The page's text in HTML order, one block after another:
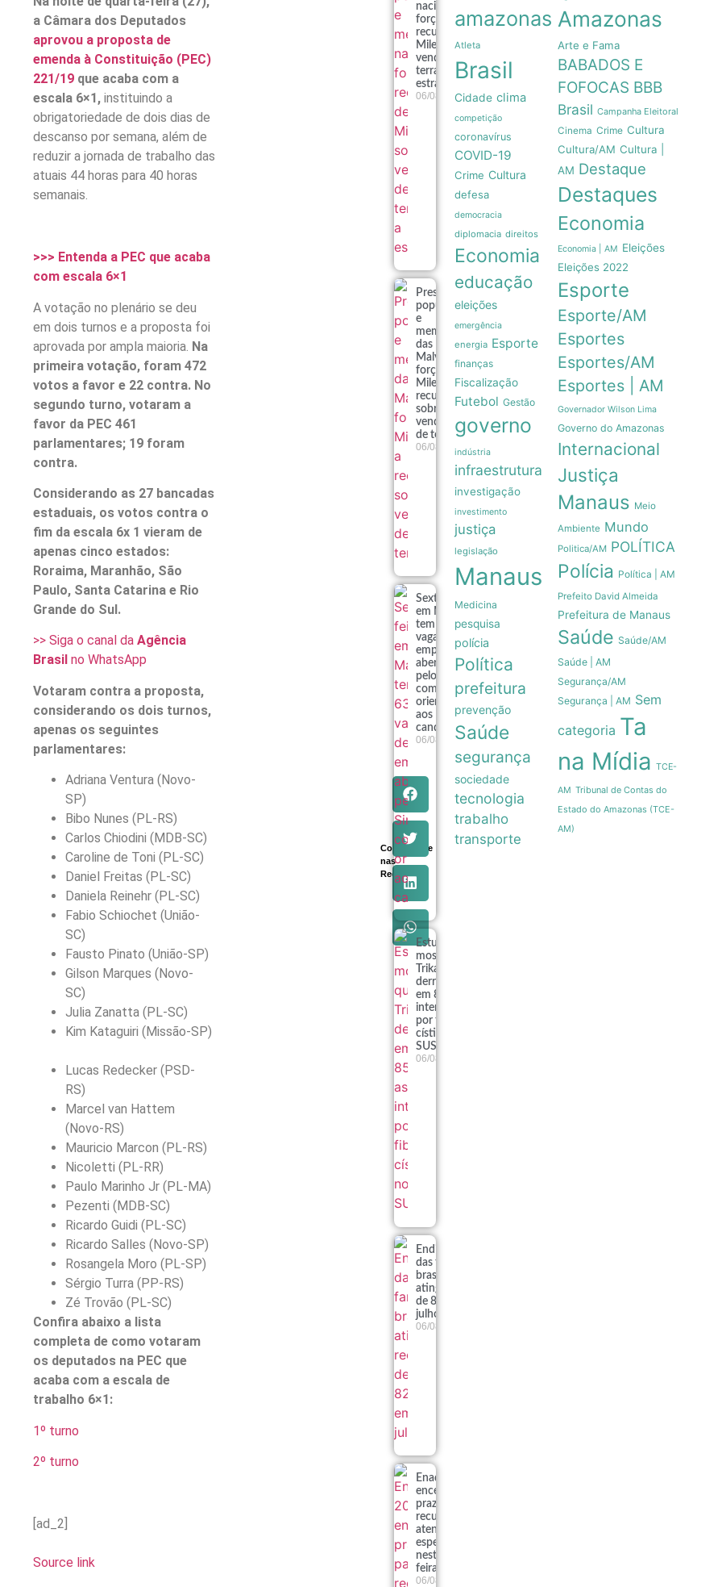
a Câmara dos Deputados
aprovou a proposta de
emenda à Constituição (PEC)
221/19que acaba com a
escala 6×1,instituindo a
obrigatoriedade de dois dias de
descanso por semana, além de
reduzir a jornada de trabalho das
atuais 44 horas para 40 horas
semanais.
>>> Entenda a PEC que acaba
com escala 6×1
A votação no plenário se deu
em dois turnos e a proposta foi
aprovada por ampla maioria. Na
primeira votação, foram 472
votos a favor e 22 contra. No
segundo turno, votaram a
favor da PEC 461
parlamentares; 19 foram
contra.
Considerando as 27 bancadas
estaduais, os votos contra o
fim da escala 6x 1 vieram de
apenas cinco estados:
Roraima, Maranhão, São
Paulo, Santa Catarina e Rio
Grande do Sul.
>> Siga o canal da Agência
Brasil no WhatsApp
Votaram contra a proposta,
considerando os dois turnos,
apenas os seguintes
parlamentares:
Adriana Ventura (Novo-
SP)
Bibo Nunes (PL-RS)
Carlos Chiodini (MDB-SC)
Caroline de Toni (PL-SC)
Daniel Freitas (PL-SC)
Daniela Reinehr (PL-SC)
Fabio Schiochet (União-
SC)
Fausto Pinato (União-SP)
Gilson Marques (Novo-
SC)
Julia Zanatta (PL-SC)
Kim Kataguiri (Missão-SP)
Lucas Redecker (PSD-
RS)
Marcel van Hattem
(Novo-RS)
Mauricio Marcon (PL-RS)
Nicoletti (PL-RR)
Paulo Marinho Jr (PL-MA)
Pezenti (MDB-SC)
Ricardo Guidi (PL-SC)
Ricardo Salles (Novo-SP)
Rosangela Moro (PL-SP)
Sérgio Turra (PP-RS)
Zé Trovão (PL-SC)
Confira abaixo a lista
completa de como votaram
os deputados na PEC que
acaba com a escala de
trabalho 6×1:
1º turno
2º turno
[ad_2]
Source link
Compartilhe
nas
Redes
nacional
forçam
recuo de
Milei sobre
venda de
terras a
estrangeiros
06/08
Pressão
popular
e
memória
das
Malvinas
forçam
Milei a
recuar
sobre
venda
de terras
06/08
Sexta-feira
em Manaus
tem 639
vagas de
emprego
abertas
pelo Sine
com
orientações
aos
candidatos
06/08
Estudo
mostra que
Trikafta
derrubou
em 85% as
internações
por fibrose
cística no
SUS
06/08
Endividamento
das famílias
brasileiras
atinge recorde
de 82% em
julho
06/08
Enade 2026
encerra
prazo para
recursos de
atendimento
especializado
nesta sexta-
feira
06/08
amazonas
Atleta
Brasil
Cidade clima
competição
coronavírus
COVID-19
Crime Cultura
defesa
democracia
diplomacia direitos
Economia
educação
eleições
emergência
energia Esporte
finanças
Fiscalização
Futebol Gestão
governo
indústria
infraestrutura
investigação
investimento
justiça
legislação
Manaus
Medicina
pesquisa
polícia
Política
prefeitura
prevenção
Saúde
segurança
sociedade
tecnologia
trabalho
transporte
Amazonas
Arte e Fama
BABADOS E
FOFOCAS BBB
Brasil Campanha Eleitoral
Cinema Crime Cultura
Cultura/AM Cultura |
AM Destaque
Destaques
Economia
Economia | AM Eleições
Eleições 2022
Esporte
Esporte/AM
Esportes
Esportes/AM
Esportes | AM
Governador Wilson Lima
Governo do Amazonas
Internacional
Justiça
Manaus Meio
Ambiente Mundo
Politica/AM POLÍTICA
Polícia Política | AM
Prefeito David Almeida
Prefeitura de Manaus
Saúde Saúde/AM
Saúde | AM
Segurança/AM
Segurança | AM Sem
categoria Ta
na Mídia TCE-
AM Tribunal de Contas do
Estado do Amazonas (TCE-
AM)